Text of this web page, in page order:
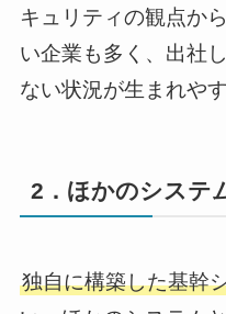
キュリティの観点か
い企業も多く、出社
ない状況が生まれや
2．ほかのシステ
独自に構築した基幹